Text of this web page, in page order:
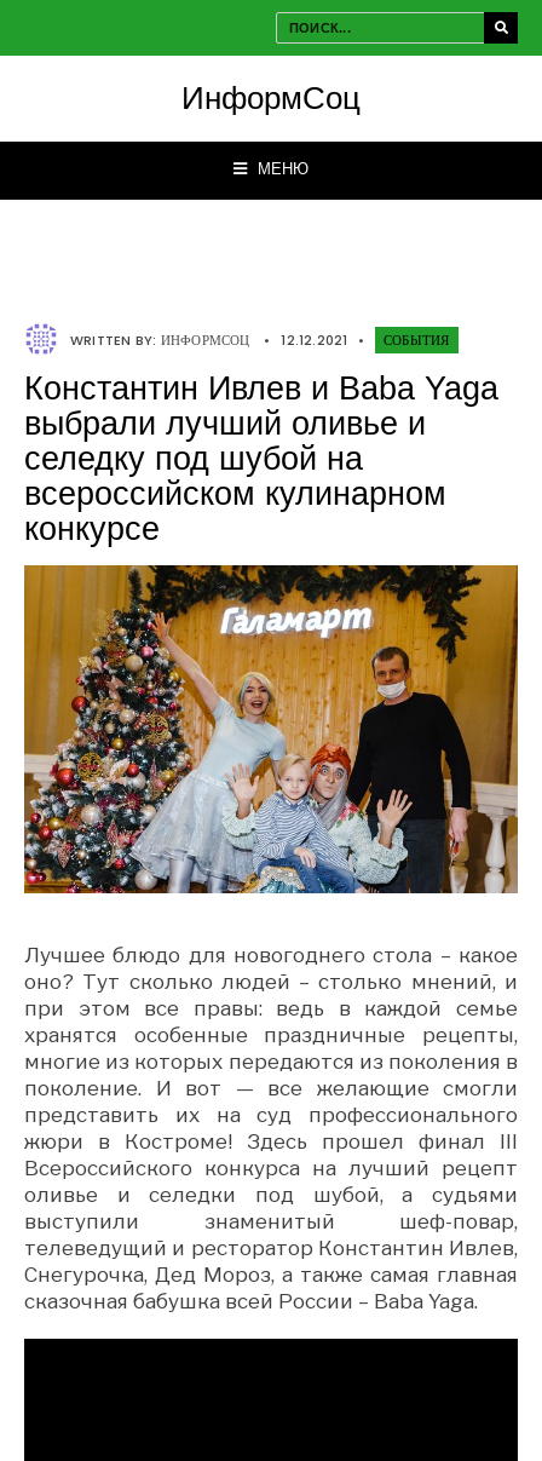
ИнформСоц
МЕНЮ
WRITTEN BY: ИНФОРМСОЦ • 12.12.2021 • СОБЫТИЯ
Константин Ивлев и Baba Yaga
выбрали лучший оливье и
селедку под шубой на
всероссийском кулинарном
конкурсе
Лучшее блюдо для новогоднего стола – какое
оно? Тут сколько людей – столько мнений, и
при этом все правы: ведь в каждой семье
хранятся особенные праздничные рецепты,
многие из которых передаются из поколения в
поколение. И вот — все желающие смогли
представить их на суд профессионального
жюри в Костроме! Здесь прошел финал III
Всероссийского конкурса на лучший рецепт
оливье и селедки под шубой, а судьями
выступили знаменитый шеф-повар,
телеведущий и ресторатор Константин Ивлев,
Снегурочка, Дед Мороз, а также самая главная
сказочная бабушка всей России – Baba Yaga.